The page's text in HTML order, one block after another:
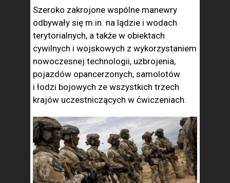
Szeroko zakrojone wspólne manewry
odbywały się m.in. na lądzie i wodach
terytorialnych, a także w obiektach
cywilnych i wojskowych z wykorzystaniem
nowoczesnej technologii, uzbrojenia,
pojazdów opancerzonych, samolotów
i łodzi bojowych ze wszystkich trzech
krajów uczestniczących w ćwiczeniach.